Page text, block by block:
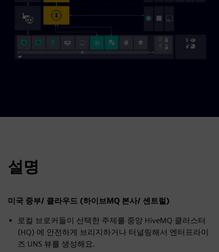
설명
미국 중부/ 클라우드 (하이브MQ 본사/ 센트럴)
로컬 브로커들이 선택한 주제를 중앙 HiveMQ 클러스터
(HQ) 에 안전하게 브리지하거나 터널링해서 엔터프라이
즈 UNS 뷰를 생성해요.